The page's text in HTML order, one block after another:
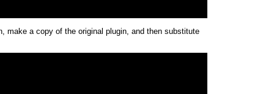
make a copy of the original plugin, and then substitute